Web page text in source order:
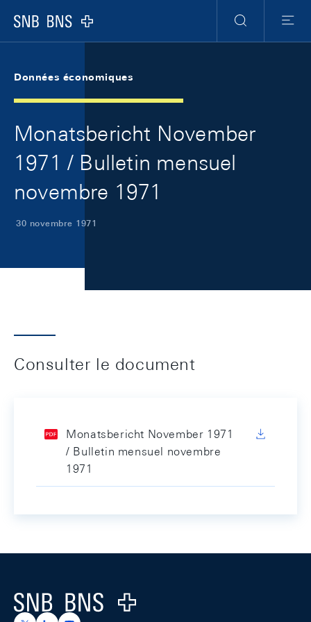
Logo
RechercheMenu
Données économiques
Monatsbericht November
1971 / Bulletin mensuel
novembre 1971
30 novembre 1971
Consulter le document
Monatsbericht November 1971
/ Bulletin mensuel novembre
1971
Logo